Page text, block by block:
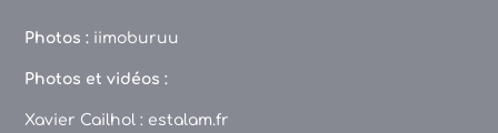
Photos : iimoburuu
Photos et vidéos :
Xavier Cailhol : estalam.fr